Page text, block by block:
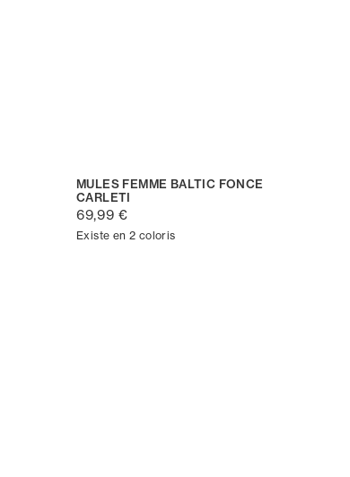
MULES FEMME BALTIC FONCE
CARLETI
69,99 €
Existe en 2 coloris